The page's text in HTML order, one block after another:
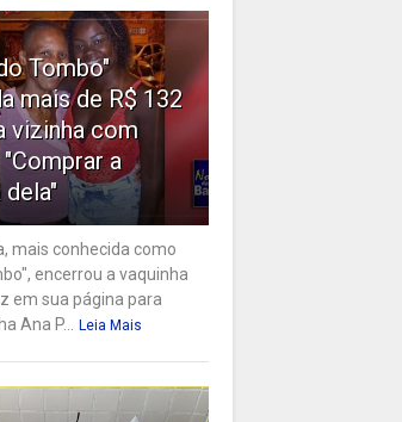
Tombo"
mais de R$ 132
vizinha com
a
dela"
mais conhecida como
encerrou a vaquinha
em sua página para
Ana P...
Leia Mais